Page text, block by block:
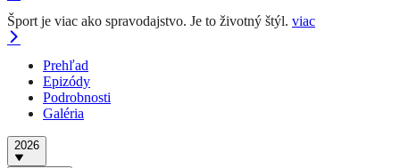
Šport je viac ako spravodajstvo. Je to životný štýl. viac
Prehľad
Epizódy
Podrobnosti
Galéria
2026